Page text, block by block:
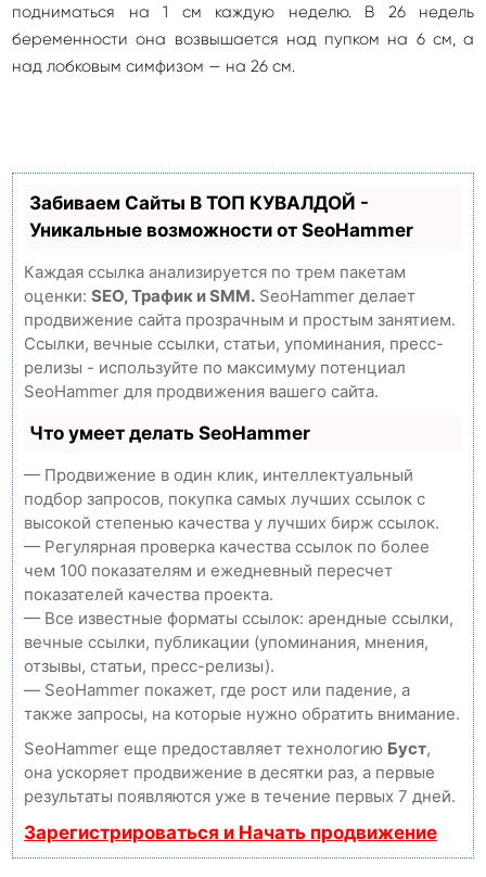
подниматься на 1 см каждую неделю. В 26 недель
беременности она возвышается над пупком на 6 см, а
над лобковым симфизом — на 26 см.
Забиваем Сайты В ТОП КУВАЛДОЙ -
Уникальные возможности от SeoHammer
Каждая ссылка анализируется по трем пакетам
оценки: SEO, Трафик и SMM. SeoHammer делает
продвижение сайта прозрачным и простым занятием.
Ссылки, вечные ссылки, статьи, упоминания, пресс-
релизы - используйте по максимуму потенциал
SeoHammer для продвижения вашего сайта.
Что умеет делать SeoHammer
— Продвижение в один клик, интеллектуальный
подбор запросов, покупка самых лучших ссылок с
высокой степенью качества у лучших бирж ссылок.
— Регулярная проверка качества ссылок по более
чем 100 показателям и ежедневный пересчет
показателей качества проекта.
— Все известные форматы ссылок: арендные ссылки,
вечные ссылки, публикации (упоминания, мнения,
отзывы, статьи, пресс-релизы).
— SeoHammer покажет, где рост или падение, а
также запросы, на которые нужно обратить внимание.
SeoHammer еще предоставляет технологию Буст,
она ускоряет продвижение в десятки раз, а первые
результаты появляются уже в течение первых 7 дней.
Зарегистрироваться и Начать продвижение